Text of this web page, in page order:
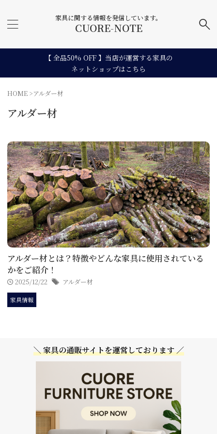
家具に関する情報を発信しています。
CUORE-NOTE
【 全品50% OFF 】当店が運営する家具の
ネットショップはこちら
HOME >アルダー材
アルダー材
アルダー材とは？特徴やどんな家具に使用されている
かをご紹介！
2025/12/22 アルダー材
家具情報
＼ 家具の通販サイトを運営しております ／